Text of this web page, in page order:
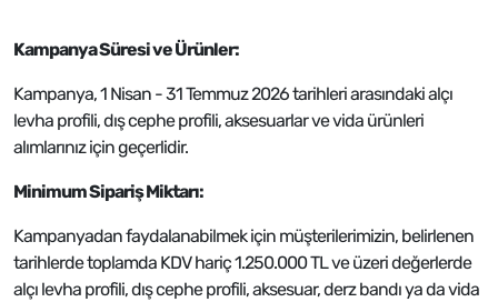
Kampanya Süresi ve Ürünler:
Kampanya, 1 Nisan - 31 Temmuz 2026 tarihleri arasındaki alçı
levha profili, dış cephe profili, aksesuarlar ve vida ürünleri
alımlarınız için geçerlidir.
Minimum Sipariş Miktarı:
Kampanyadan faydalanabilmek için müşterilerimizin, belirlenen
tarihlerde toplamda KDV hariç 1.250.000 TL ve üzeri değerlerde
alçı levha profili, dış cephe profili, aksesuar, derz bandı ya da vida